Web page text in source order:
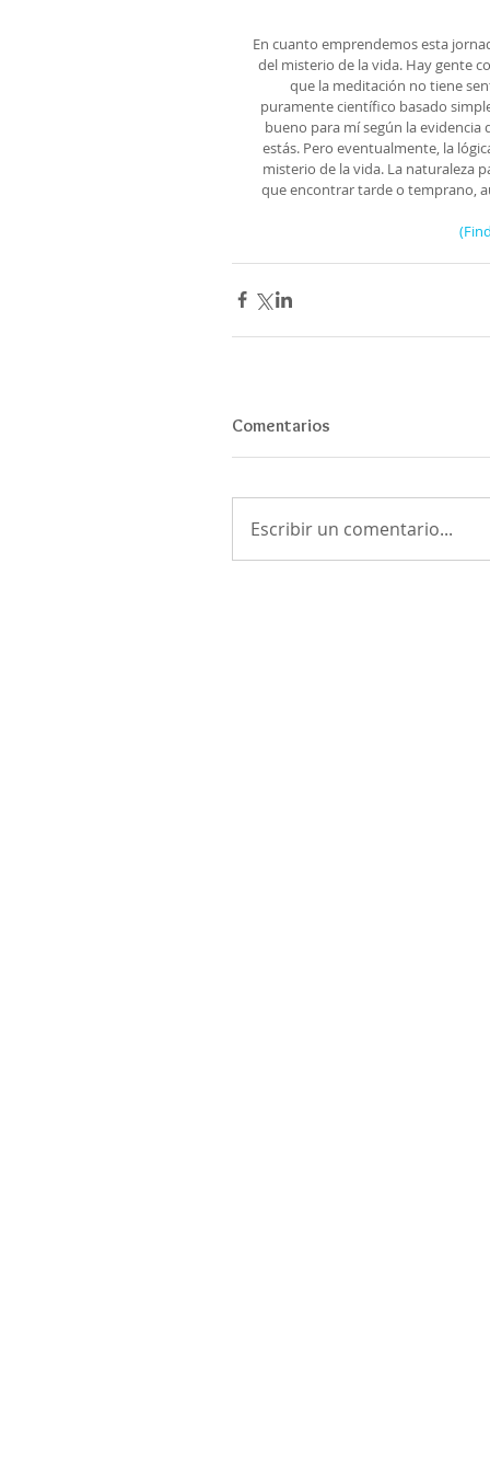
En cuanto emprendemos esta
del misterio de la vida. Hay gente
que la meditación no tiene
puramente científico basado
bueno para mí según la evidencia
estás. Pero eventualmente, la
misterio de la vida. La naturaleza
que encontrar tarde o temprano,
Comentarios
Escribir un comentario...